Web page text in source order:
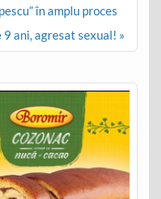
în amplu proces
9 ani, agresat sexual! »